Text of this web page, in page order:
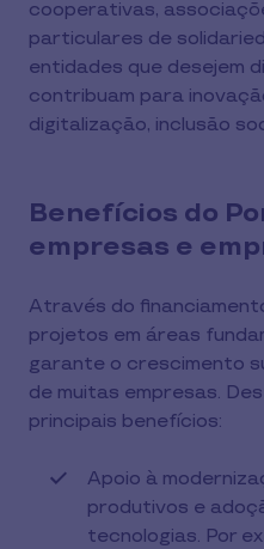
cooperativas,
particulares de
entidades que desejem
contribuam para
digitalização, inclusão
Benefícios do
empresas e
Através do
projetos em áreas
garante o crescimento
de muitas empresas.
principais benefícios:
Apoio à
produtivos e
tecnologias. Por